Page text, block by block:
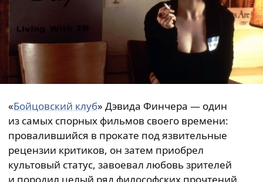
«Бойцовский клуб» Дэвида Финчера — один
из самых спорных фильмов своего времени:
провалившийся в прокате под язвительные
рецензии критиков, он затем приобрел
культовый статус, завоевал любовь зрителей
и породил целый ряд философских прочтений.